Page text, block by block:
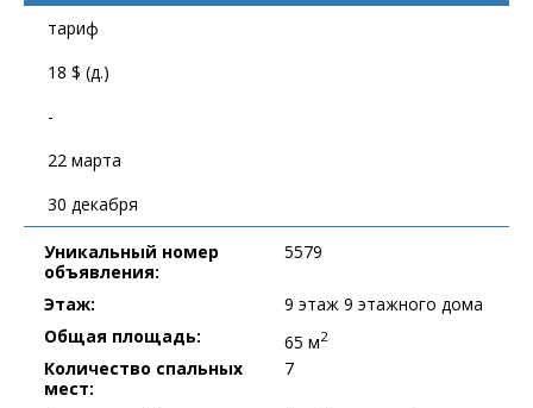
тариф
18 $ (д.)
-
22 марта
30 декабря
Уникальный номер
объявления:
5579
Этаж:
9 этаж 9 этажного дома
Общая площадь:
65 м2
Количество спальных
мест:
7